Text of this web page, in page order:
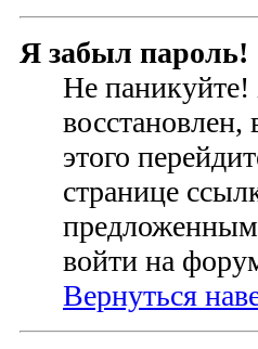
Я забыл пароль!
Не
этого
странице
войти на
Вернуться